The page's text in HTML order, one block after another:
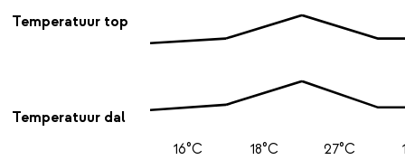
Temperatuur top
Temperatuur dal
16°C 18°C 27°C